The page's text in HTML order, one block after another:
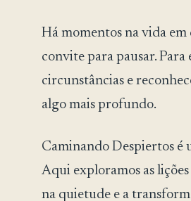
Há momentos na vida em
convite para pausar. Para
circunstâncias e
algo mais profundo.
Caminando Despiertos é
Aqui exploramos as
na quietude e a